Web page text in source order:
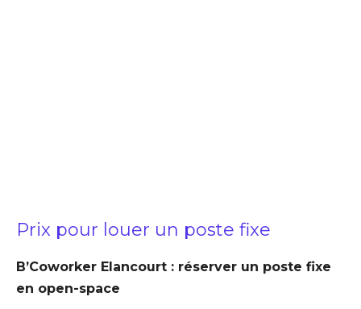
Prix pour louer un poste fixe
B’Coworker Elancourt : réserver un poste fixe
en open-space